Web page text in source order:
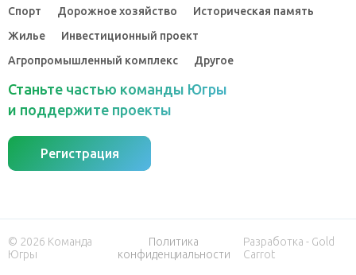
Спорт Дорожное хозяйство
Историческая память
Жилье
Инвестиционный проект
Агропромышленный комплекс
Другое
Станьте частью команды Югры
и поддержите проекты
Регистрация
© 2026 Команда
Югры
Политика
конфиденциальности
Разработка - Gold
Carrot